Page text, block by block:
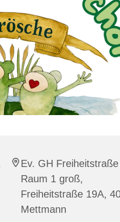
Ev. GH Freiheitstraße
Raum 1 groß,
Freiheitstraße 19A,
Mettmann